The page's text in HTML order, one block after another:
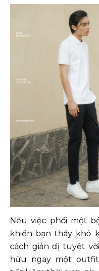
Nếu việc phối một
khiến bạn thấy khó
cách giản dị tuyệt
hữu ngay một